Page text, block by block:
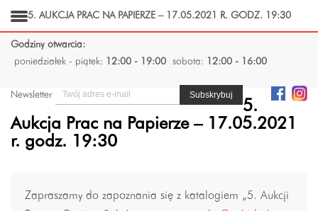
Godziny otwarcia:
poniedziałek - piątek:
12:00 - 19:00 sobota: 12:00 - 16:00
Newsletter
5.
Aukcja Prac na Papierze – 17.05.2021
r. godz. 19:30
Zapraszamy do zapoznania się z katalogiem „5. Aukcji
5. AUKCJA PRAC NA PAPIERZE – 17.05.2021 R. GODZ. 19:30